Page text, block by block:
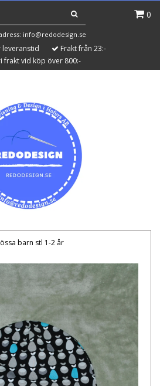
0
info@redodesign.se
leveranstid
Frakt från 23:-
frakt vid köp över 800:-
barn stl 1-2 år